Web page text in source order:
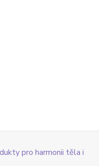
pro harmonii těla i